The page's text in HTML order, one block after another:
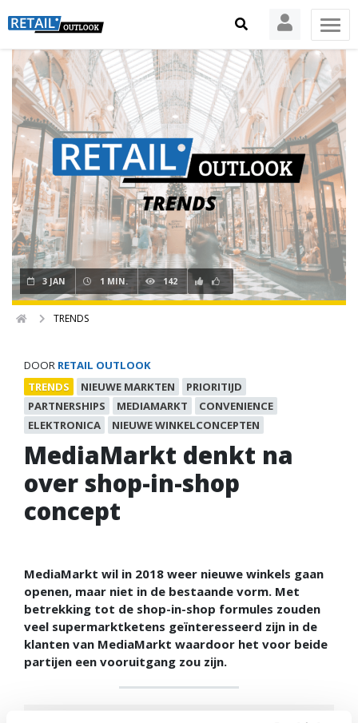
3 JAN 1 MIN. 142
TRENDS
DOOR RETAIL OUTLOOK
TRENDS
NIEUWE MARKTEN
PRIORITIJD
PARTNERSHIPS
MEDIAMARKT
CONVENIENCE
ELEKTRONICA
NIEUWE WINKELCONCEPTEN
MediaMarkt denkt na
over shop-in-shop
concept
MediaMarkt wil in 2018 weer nieuwe winkels gaan
openen, maar niet in de bestaande vorm. Met
betrekking tot de shop-in-shop formules zouden
veel supermarktketens geïnteresseerd zijn in de
klanten van MediaMarkt waardoor het voor beide
partijen een vooruitgang zou zijn.